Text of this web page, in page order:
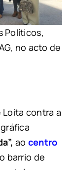
Políticos,
no acto de
Loita contra a
ao centro
barrio de